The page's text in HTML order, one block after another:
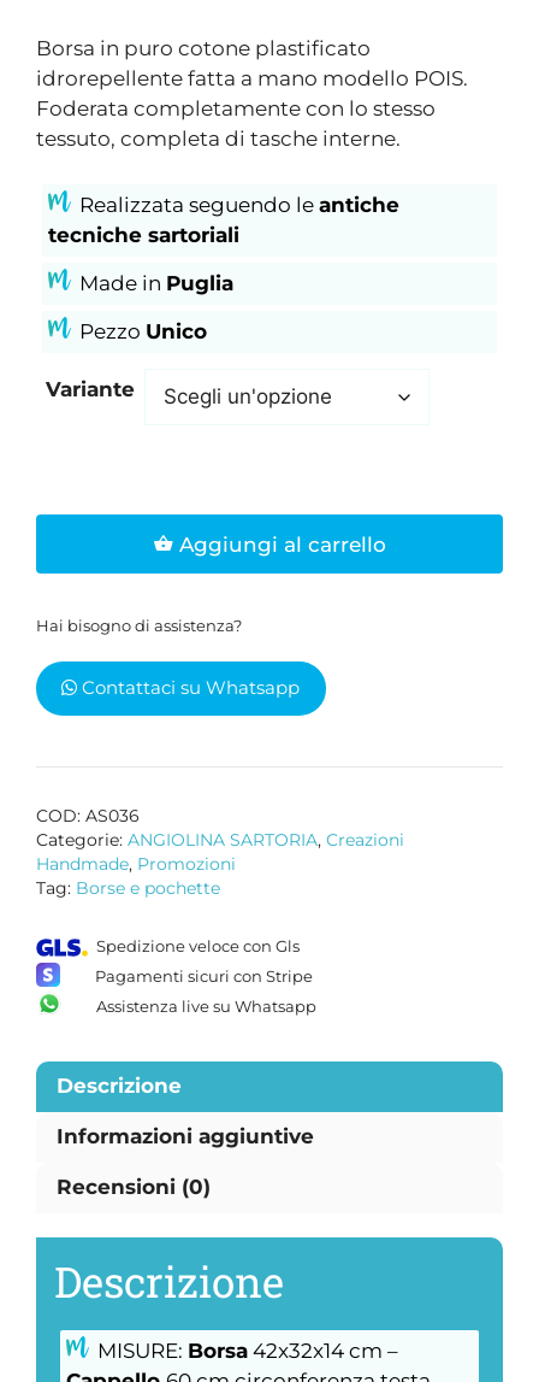
prezzo:
da
€94,05
a
Borsa in puro cotone plastificato
idrorepellente fatta a mano modello POIS.
Foderata completamente con lo stesso
tessuto, completa di tasche interne.
Realizzata seguendo le antiche
tecniche sartoriali
Made in Puglia
Pezzo Unico
Variante
Borsa
puro
plastificato
idrorepellente
fatta
POIS
quantità
Aggiungi al carrello
Hai bisogno di assistenza?
Contattaci su Whatsapp
COD: AS036
Categorie: ANGIOLINA SARTORIA, Creazioni
Handmade, Promozioni
Tag: Borse e pochette
Spedizione veloce con Gls
Pagamenti sicuri con Stripe
Assistenza live su Whatsapp
Descrizione
Informazioni aggiuntive
Recensioni (0)
Descrizione
MISURE: Borsa 42x32x14 cm –